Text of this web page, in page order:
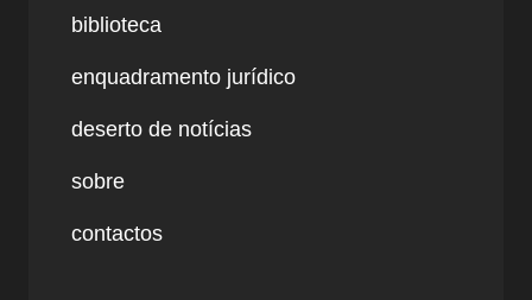
biblioteca
enquadramento jurídico
deserto de notícias
sobre
contactos